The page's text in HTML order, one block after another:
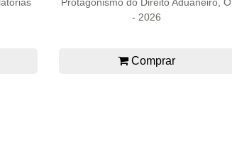
- 2026
Comprar